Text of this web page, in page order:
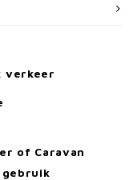
verkeer
of Caravan